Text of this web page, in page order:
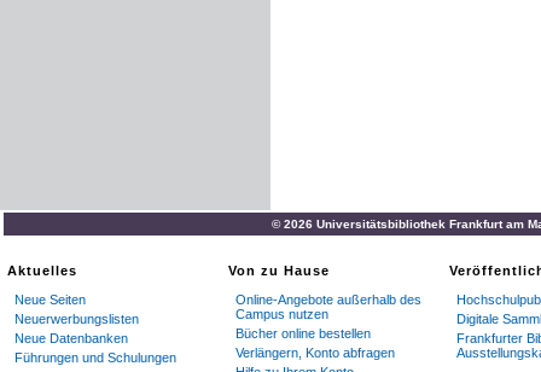
© 2026 Universitätsbibliothek Frankfurt am
Aktuelles
Neue Seiten
Neuerwerbungslisten
Neue Datenbanken
Führungen und Schulungen
Von zu Hause
Online-Angebote außerhalb des
Campus nutzen
Bücher online bestellen
Verlängern, Konto abfragen
Digitale
Frankfurter